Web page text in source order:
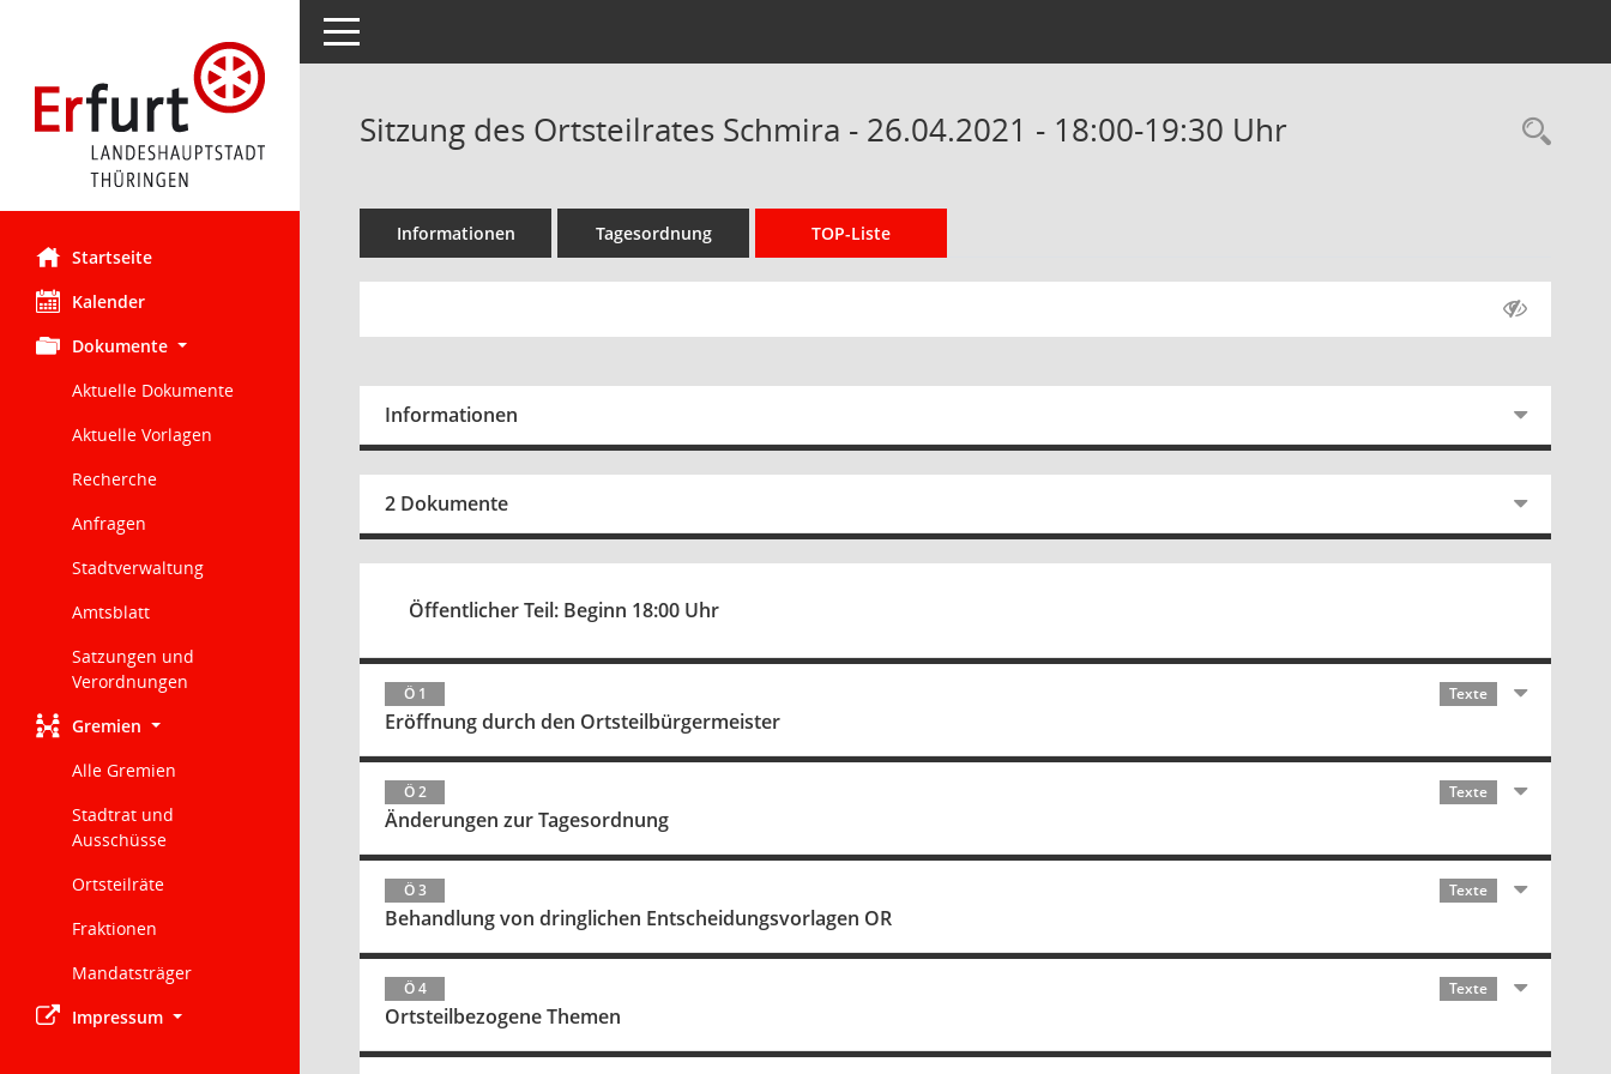
Startseite
Kalender
Dokumente
Aktuelle Dokumente
Aktuelle Vorlagen
Recherche
Anfragen
Stadtverwaltung
Amtsblatt
Satzungen und
Verordnungen
Gremien
Alle Gremien
Stadtrat und
Ausschüsse
Ortsteilräte
Fraktionen
Mandatsträger
Impressum
Toggle navigation
Sitzung des Ortsteilrates Schmira - 26.04.2021 - 18:00-19:30 Uhr
Informationen Tagesordnung TOP-Liste
Informationen
2 Dokumente
Öffentlicher Teil: Beginn 18:00 Uhr
Ö 1 Texte
Eröffnung durch den Ortsteilbürgermeister
Ö 2 Texte
Änderungen zur Tagesordnung
Ö 3 Texte
Behandlung von dringlichen Entscheidungsvorlagen OR
Ö 4 Texte
Ortsteilbezogene Themen